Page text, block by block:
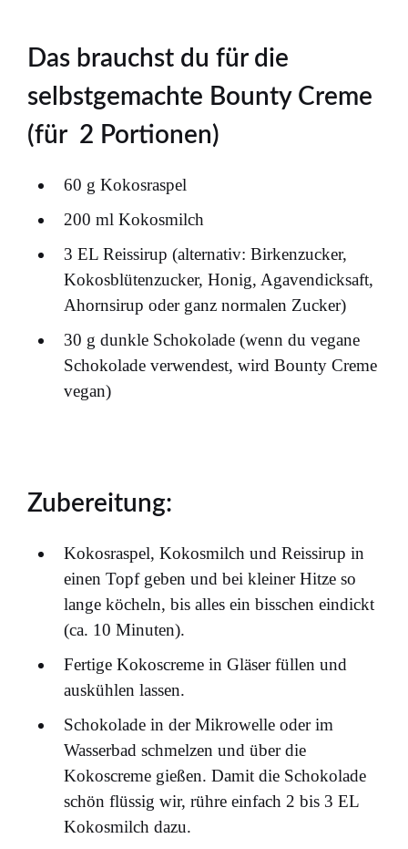
Das brauchst du für die
selbstgemachte Bounty Creme
(für 2 Portionen)
60 g Kokosraspel
200 ml Kokosmilch
3 EL Reissirup (alternativ: Birkenzucker,
Kokosblütenzucker, Honig, Agavendicksaft,
Ahornsirup oder ganz normalen Zucker)
30 g dunkle Schokolade (wenn du vegane
Schokolade verwendest, wird Bounty Creme
vegan)
Zubereitung:
Kokosraspel, Kokosmilch und Reissirup in
einen Topf geben und bei kleiner Hitze so
lange köcheln, bis alles ein bisschen eindickt
(ca. 10 Minuten).
Fertige Kokoscreme in Gläser füllen und
auskühlen lassen.
Schokolade in der Mikrowelle oder im
Wasserbad schmelzen und über die
Kokoscreme gießen. Damit die Schokolade
schön flüssig wir, rühre einfach 2 bis 3 EL
Kokosmilch dazu.